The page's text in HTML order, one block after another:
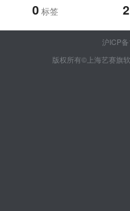
0 标签 2
沪ICP
版权所有©上海艺赛旗